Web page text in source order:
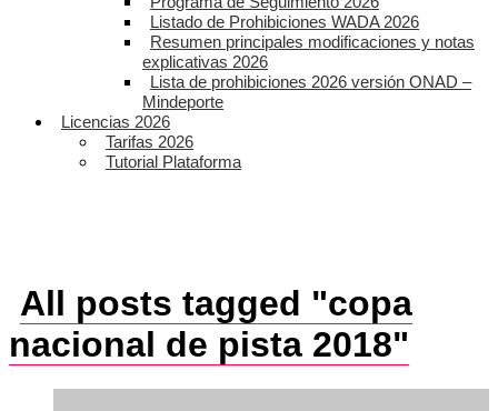
Listado de Prohibiciones WADA 2026
Resumen principales modificaciones y notas
explicativas 2026
Lista de prohibiciones 2026 versión ONAD –
Mindeporte
Licencias 2026
Tarifas 2026
Tutorial Plataforma
All posts tagged "copa
nacional de pista 2018"